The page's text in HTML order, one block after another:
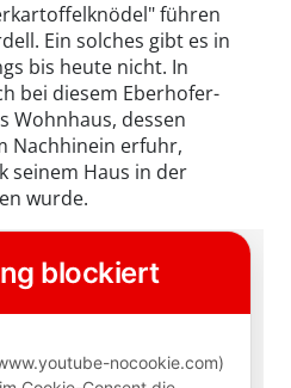
führen
Ein solches gibt es in
bis heute nicht. In
bei diesem Eberhofer-
Wohnhaus, dessen
Nachhinein erfuhr,
seinem Haus in der
wurde.